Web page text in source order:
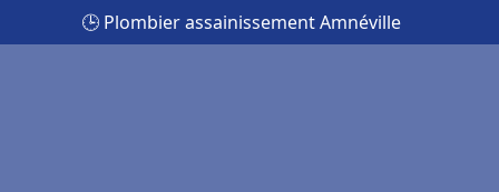
🕒 Plombier assainissement Amnéville